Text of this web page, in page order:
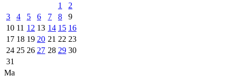
1
2
3
4 5 6 7 8
9
10 11 12 13 14 15 16
17 18 19 20 21 22 23
24 25 26 27 28 29 30
31
Ma